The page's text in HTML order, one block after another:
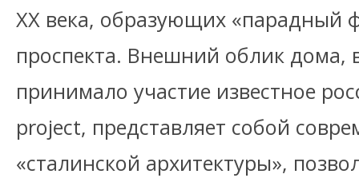
ХХ века, образующих «парадный
проспекта. Внешний облик дома,
принимало участие известное
project, представляет собой
«сталинской архитектуры»,